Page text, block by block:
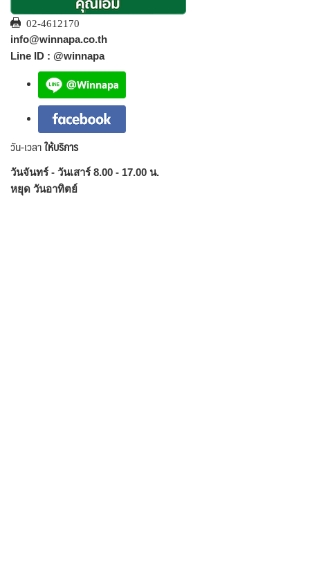
02-4612170
info@winnapa.co.th
Line ID : @winnapa
วัน-เวลาให้บริการ
วันจันทร์ - วันเสาร์ 8.00 - 17.00 น.
หยุด วันอาทิตย์